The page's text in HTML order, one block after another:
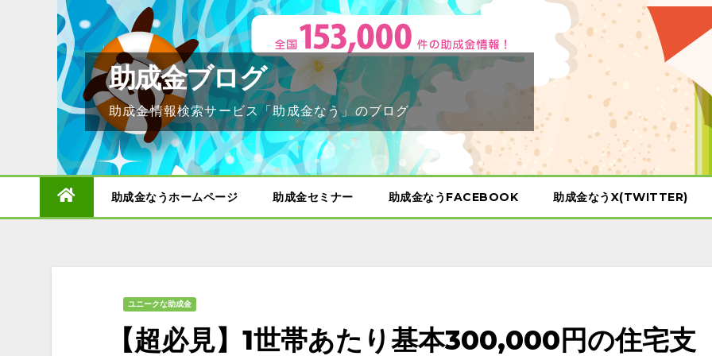
助成金ブログ
助成金情報検索サービス「助成金なう」のブログ
助成金なうホームページ 助成金セミナー 助成金なうFACEBOOK 助成金なうX(TWITTER)
ユニークな助成金
【超必見】1世帯あたり基本300,000円の住宅支